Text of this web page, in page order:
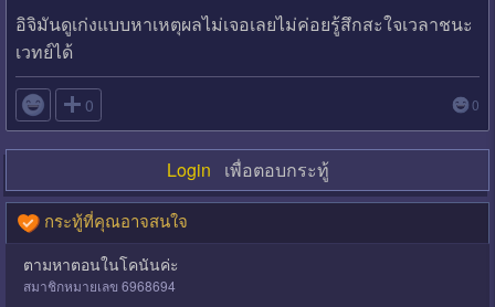
อิจิมันดูเก่งแบบหาเหตุผลไม่เจอเลยไม่ค่อยรู้สึกสะใจเวลาชนะ
เวทย์ได้
 0 0
Login เพื่อตอบกระทู้
กระทู้ที่คุณอาจสนใจ
ตามหาตอนในโคนันค่ะ
สมาชิกหมายเลข 6968694